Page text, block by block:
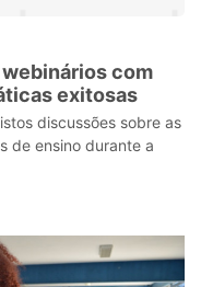
com
exitosas
discussões sobre as
de ensino durante a